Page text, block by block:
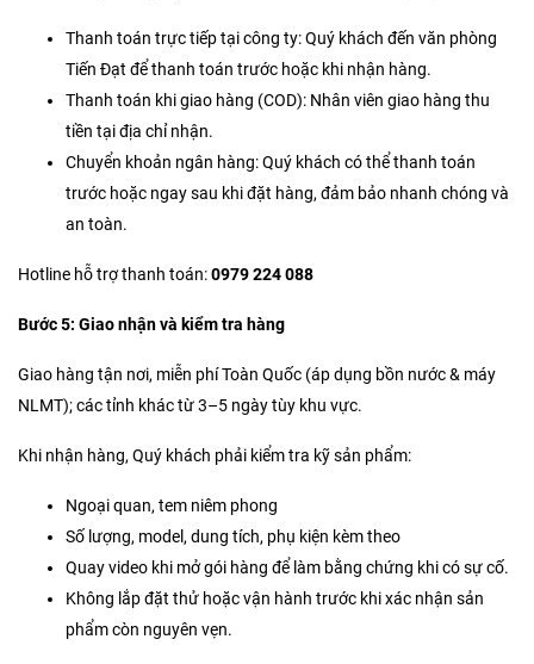
Thanh toán trực tiếp tại công ty: Quý khách đến văn phòng
Tiến Đạt để thanh toán trước hoặc khi nhận hàng.
Thanh toán khi giao hàng (COD): Nhân viên giao hàng thu
tiền tại địa chỉ nhận.
Chuyển khoản ngân hàng: Quý khách có thể thanh toán
trước hoặc ngay sau khi đặt hàng, đảm bảo nhanh chóng và
an toàn.
Hotline hỗ trợ thanh toán:0979 224 088
Bước 5: Giao nhận và kiểm tra hàng
Giao hàng tận nơi, miễn phí Toàn Quốc (áp dụng bồn nước & máy
NLMT); các tỉnh khác từ 3–5 ngày tùy khu vực.
Khi nhận hàng, Quý khách phải kiểm tra kỹ sản phẩm:
Ngoại quan, tem niêm phong
Số lượng, model, dung tích, phụ kiện kèm theo
Quay video khi mở gói hàng để làm bằng chứng khi có sự cố.
Không lắp đặt thử hoặc vận hành trước khi xác nhận sản
phẩm còn nguyên vẹn.